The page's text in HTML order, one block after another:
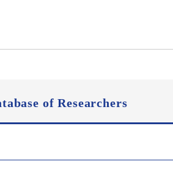
of Researchers